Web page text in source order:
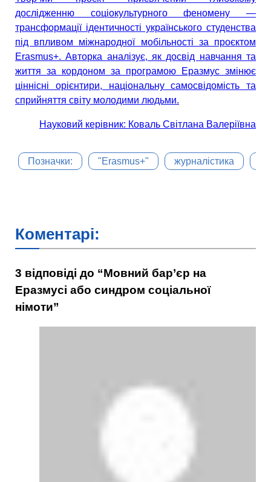
дослідженню соціокультурного феномену —
трансформації ідентичності українського студенства
під впливом міжнародної мобільності за проєктом
Erasmus+. Авторка аналізує, як досвід навчання та
життя за кордоном за програмою Еразмус змінює
ціннісні орієнтири, національну самосвідомість та
сприйняття світу молодими людьми.
Науковий керівник: Коваль Світлана Валеріївна
Позначки: "Erasmus+" журналістика
Коментарі:
3 відповіді до “Мовний бар’єр на
Еразмусі або синдром соціальної
німоти”